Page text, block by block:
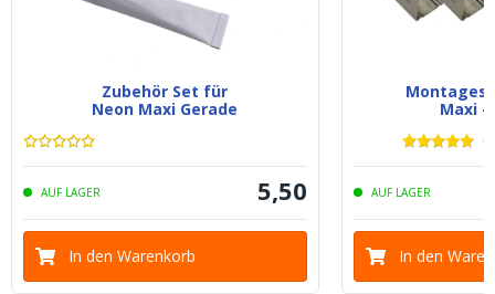
Zubehör Set für
Neon Maxi Gerade
AUF LAGER 5,50
In den Warenkorb
Maxi -
(
AUF LAGER
In den